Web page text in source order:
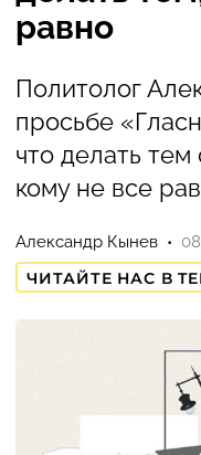
равно
Политолог
просьбе
что делать
кому не все
Александр Кынев
ЧИТАЙТЕ НАС В